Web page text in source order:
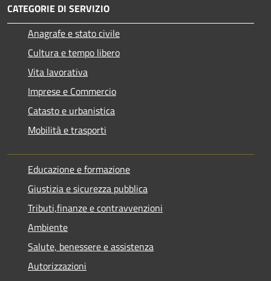
CATEGORIE DI SERVIZIO
Anagrafe e stato civile
Cultura e tempo libero
Vita lavorativa
Imprese e Commercio
Catasto e urbanistica
Mobilità e trasporti
Educazione e formazione
Giustizia e sicurezza pubblica
Tributi,finanze e contravvenzioni
Ambiente
Salute, benessere e assistenza
Autorizzazioni